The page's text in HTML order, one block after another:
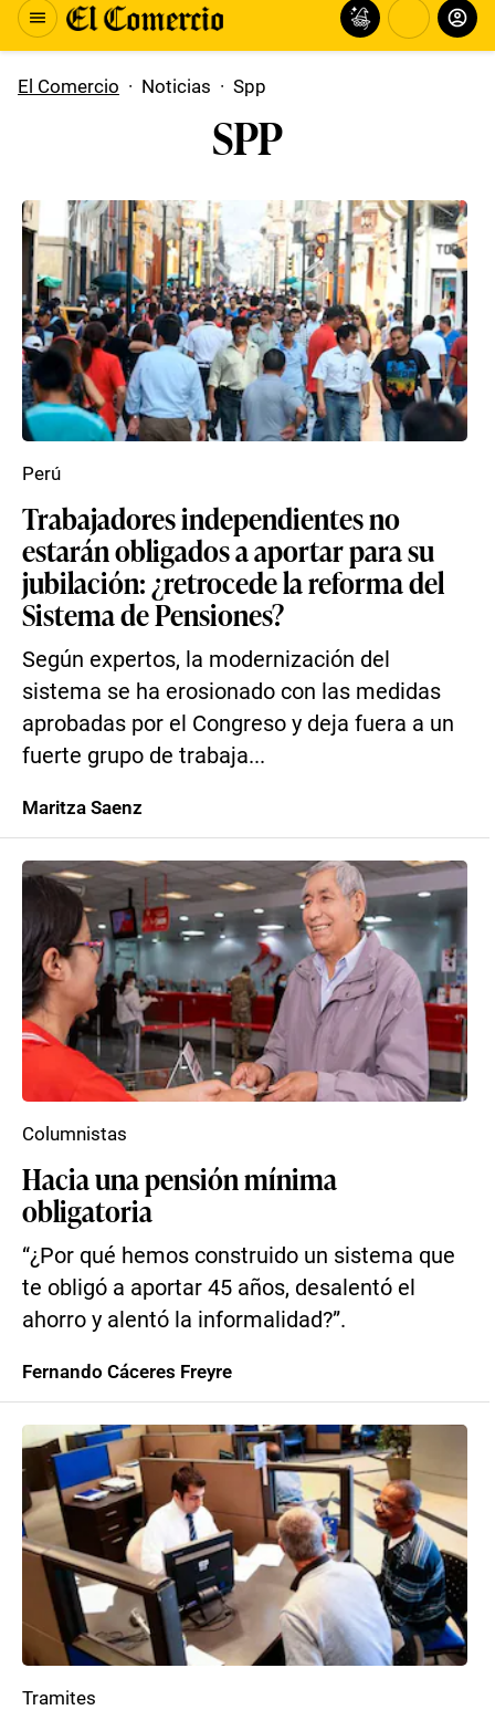
El Comercio · Noticias · Spp
SPP
Trabajadores independientes no
estarán obligados a aportar para su
jubilación: ¿retrocede la reforma del
Sistema de Pensiones?
Según expertos, la modernización del
sistema se ha erosionado con las medidas
aprobadas por el Congreso y deja fuera a un
fuerte grupo de trabaja...
Perú
Maritza Saenz
Hacia una pensión mínima
obligatoria
“¿Por qué hemos construido un sistema que
te obligó a aportar 45 años, desalentó el
ahorro y alentó la informalidad?”.
Columnistas
Fernando Cáceres Freyre
Tramites